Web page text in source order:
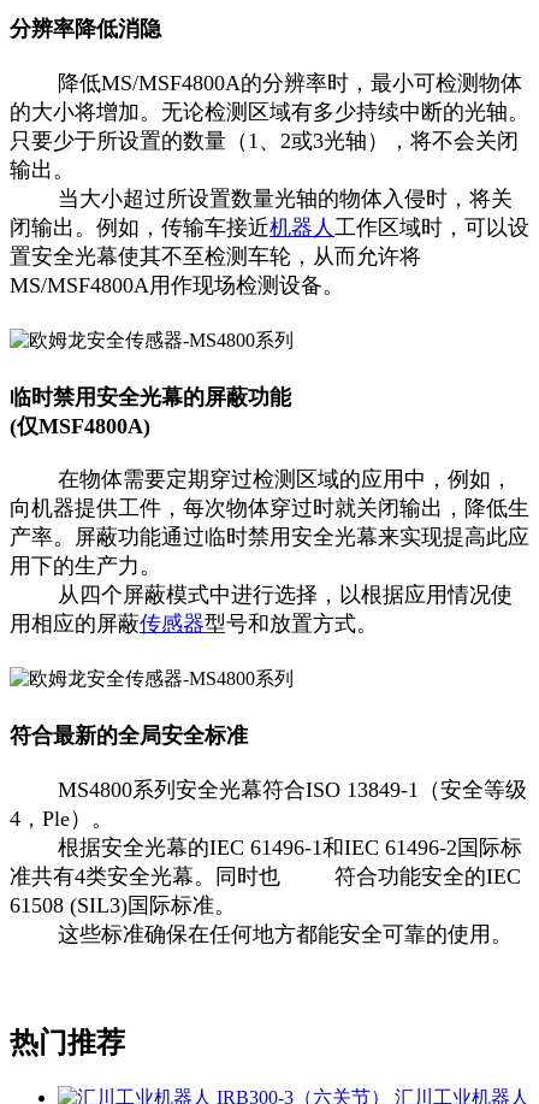
分辨率降低消隐
降低MS/MSF4800A的分辨率时，最小可检测物体
的大小将增加。无论检测区域有多少持续中断的光轴。
只要少于所设置的数量（1、2或3光轴），将不会关闭
输出。
当大小超过所设置数量光轴的物体入侵时，将关
闭输出。例如，传输车接近机器人 工作区域时，可以设
置安全光幕使其不至检测车轮，从而允许将
MS/MSF4800A用作现场检测设备。
临时禁用安全光幕的屏蔽功能
(仅MSF4800A)
在物体需要定期穿过检测区域的应用中，例如，
向机器提供工件，每次物体穿过时就关闭输出，降低生
产率。屏蔽功能通过临时禁用安全光幕来实现提高此应
用下的生产力。
从四个屏蔽模式中进行选择，以根据应用情况使
用相应的屏蔽传感器型号和放置方式。
符合最新的全局安全标准
MS4800系列安全光幕符合ISO 13849-1（安全等级
4，Ple）。
根据安全光幕的IEC 61496-1和IEC 61496-2国际标
准共有4类安全光幕。同时也 符合功能安全的IEC
61508 (SIL3)国际标准。
这些标准确保在任何地方都能安全可靠的使用。
热门推荐
汇川工业机器人